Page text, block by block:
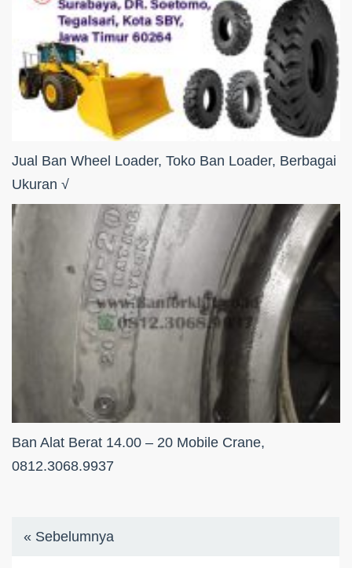
Jual Ban Wheel Loader, Toko Ban Loader, Berbagai
Ukuran √
Ban Alat Berat 14.00 – 20 Mobile Crane,
0812.3068.9937
« Sebelumnya